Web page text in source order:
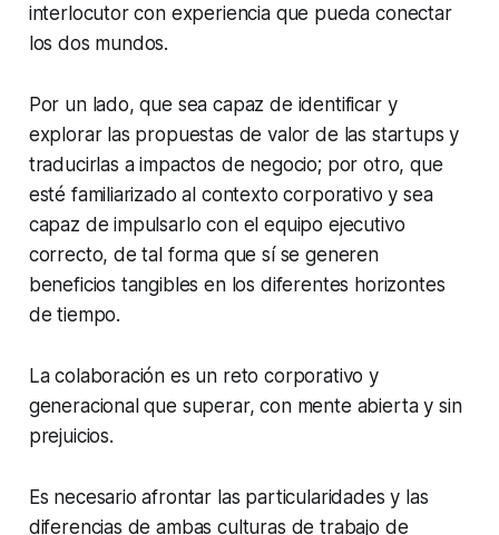
interlocutor con experiencia que pueda conectar
los dos mundos.
Por un lado, que sea capaz de identificar y
explorar las propuestas de valor de las startups y
traducirlas a impactos de negocio; por otro, que
esté familiarizado al contexto corporativo y sea
capaz de impulsarlo con el equipo ejecutivo
correcto, de tal forma que sí se generen
beneficios tangibles en los diferentes horizontes
de tiempo.
La colaboración es un reto corporativo y
generacional que superar, con mente abierta y sin
prejuicios.
Es necesario afrontar las particularidades y las
diferencias de ambas culturas de trabajo de